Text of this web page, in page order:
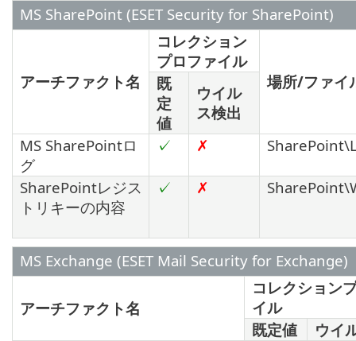
MS SharePoint (ESET Security for SharePoint)
アーチファクト名
コレクション
プロファイル
場所/ファイ
既
定
値
ウイル
ス検出
MS SharePointロ
グ
✓ ✗
SharePointレジス
トリキーの内容
✓ ✗
MS Exchange (ESET Mail Security for Exchange)
アーチファクト名
コレクション
イル
既定値
ウイ